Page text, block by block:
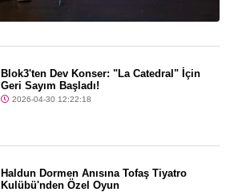
Blok3'ten Dev Konser: "La Catedral" İçin
Geri Sayım Başladı!
2026-04-30 12:22:18
Haldun Dormen Anısına Tofaş Tiyatro
Kulübü'nden Özel Oyun